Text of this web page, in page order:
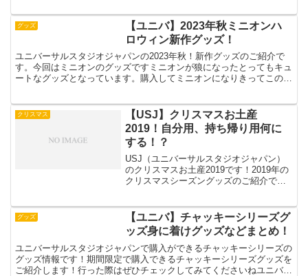
グッズ
【ユニバ】2023年秋ミニオンハ
ロウィン新作グッズ！
ユニバーサルスタジオジャパンの2023年秋！新作グッズのご紹介で
す。今回はミニオンのグッズですミニオンが狼になったとってもキュ
ートなグッズとなっています。購入してミニオンになりきってこの秋
クリスマス
【USJ】クリスマスお土産
2019！自分用、持ち帰り用何に
する！？
USJ（ユニバーサルスタジオジャパン）
のクリスマスお土産2019です！2019年の
クリスマスシーズングッズのご紹介です
ッズなので沢山買いたいですね！可愛い
グッズが沢山あ...
グッズ
【ユニバ】チャッキーシリーズグ
ッズ身に着けグッズなどまとめ！
ユニバーサルスタジオジャパンで購入ができるチャッキーシリーズの
グッズ情報です！期間限定で購入できるチャッキーシリーズグッズを
ご紹介します！行った際はぜひチェックしてみてくださいねユニバ